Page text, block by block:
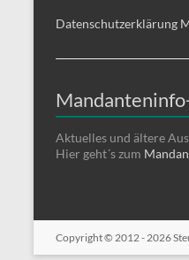
Datenschutzerklärung
Aktuelles und ältere
Hier geht´s zum
Copyright © 2012 - 2026